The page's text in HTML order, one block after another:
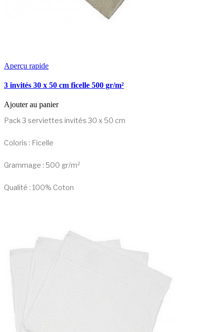
Aperçu rapide
3 invités 30 x 50 cm ficelle 500 gr/m²
Ajouter au panier
Pack 3 serviettes invités 30 x 50 cm
Coloris : Ficelle
Grammage : 500 gr/m²
Qualité : 100% Coton